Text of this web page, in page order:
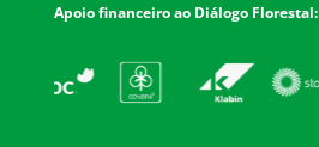
Apoio financeiro ao Diálogo Florestal: